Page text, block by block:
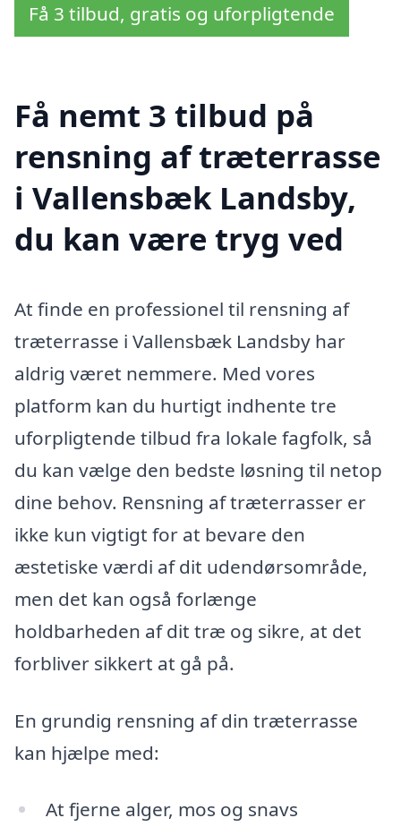
Få 3 tilbud, gratis og uforpligtende
Få nemt 3 tilbud på
rensning af træterrasse
i Vallensbæk Landsby,
du kan være tryg ved
At finde en professionel til rensning af
træterrasse i Vallensbæk Landsby har
aldrig været nemmere. Med vores
platform kan du hurtigt indhente tre
uforpligtende tilbud fra lokale fagfolk, så
du kan vælge den bedste løsning til netop
dine behov. Rensning af træterrasser er
ikke kun vigtigt for at bevare den
æstetiske værdi af dit udendørsområde,
men det kan også forlænge
holdbarheden af dit træ og sikre, at det
forbliver sikkert at gå på.
En grundig rensning af din træterrasse
kan hjælpe med:
At fjerne alger, mos og snavs